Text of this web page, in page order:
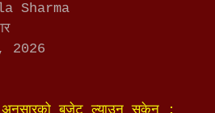
Sharma
2026